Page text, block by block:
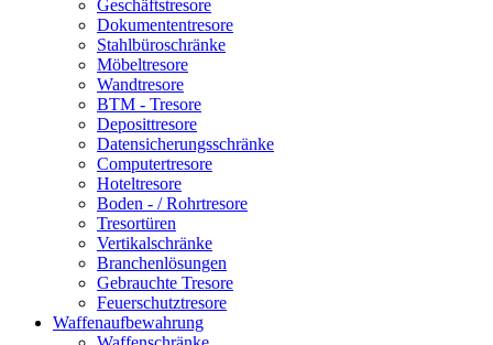
Geschäftstresore
Dokumententresore
Stahlbüroschränke
Möbeltresore
Wandtresore
BTM - Tresore
Deposittresore
Datensicherungsschränke
Computertresore
Hoteltresore
Boden - / Rohrtresore
Tresortüren
Vertikalschränke
Branchenlösungen
Gebrauchte Tresore
Feuerschutztresore
Waffenaufbewahrung